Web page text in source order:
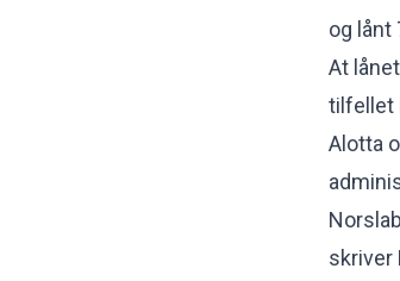
og lånt
At
tilfellet
Alotta
skriver